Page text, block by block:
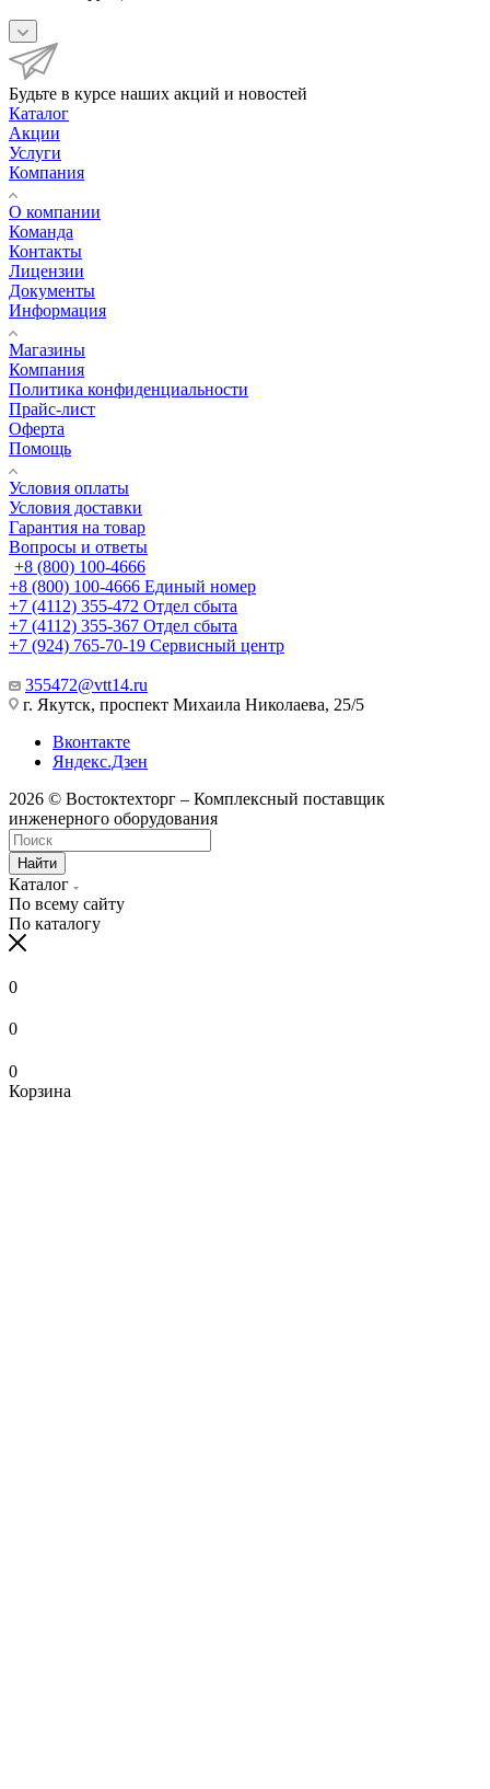
Будьте в курсе наших акций и новостей
Каталог
Акции
Услуги
Компания
О компании
Команда
Контакты
Лицензии
Документы
Информация
Магазины
Компания
Политика конфиденциальности
Прайс-лист
Оферта
Помощь
Условия оплаты
Условия доставки
Гарантия на товар
Вопросы и ответы
+8 (800) 100-4666
+8 (800) 100-4666 Единый номер
+7 (4112) 355-472 Отдел сбыта
+7 (4112) 355-367 Отдел сбыта
+7 (924) 765-70-19 Сервисный центр
355472@vtt14.ru
г. Якутск, проспект Михаила Николаева, 25/5
Вконтакте
Яндекс.Дзен
2026 © Востоктехторг – Комплексный поставщик
инженерного оборудования
Найти
Каталог
По всему сайту
По каталогу
0
0
0
Корзина